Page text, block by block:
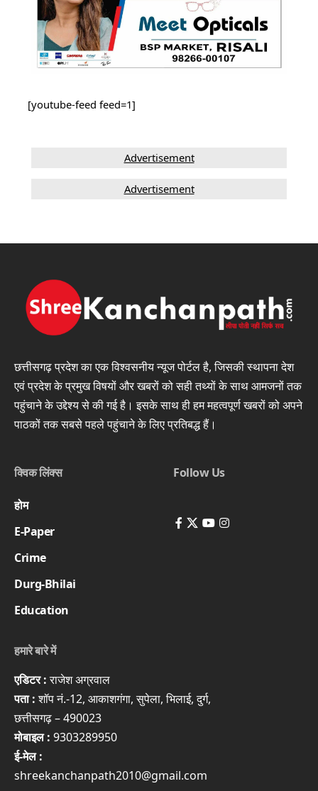
[youtube-feed feed=1]
Advertisement
Advertisement
छत्तीसगढ़ प्रदेश का एक विश्वसनीय न्यूज पोर्टल है, जिसकी स्थापना देश
एवं प्रदेश के प्रमुख विषयों और खबरों को सही तथ्यों के साथ आमजनों तक
पहुंचाने के उद्देश्य से की गई है। इसके साथ ही हम महत्वपूर्ण खबरों को अपने
पाठकों तक सबसे पहले पहुंचाने के लिए प्रतिबद्ध हैं।
क्विक लिंक्स
होम
E-Paper
Crime
Durg-Bhilai
Education
Follow Us
हमारे बारे में
एडिटर :राजेश अग्रवाल
पता :शॉप नं.-12, आकाशगंगा, सुपेला, भिलाई, दुर्ग,
छत्तीसगढ़ – 490023
मोबाइल : 9303289950
ई-मेल :
shreekanchanpath2010@gmail.com